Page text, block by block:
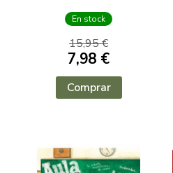
En stock
15,95 €
7,98 €
Comprar